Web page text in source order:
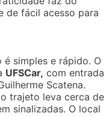
de fácil acesso para
é simples e rápido. O
UFSCar, com entrada
Scatena.
trajeto leva cerca de
sinalizadas. O local